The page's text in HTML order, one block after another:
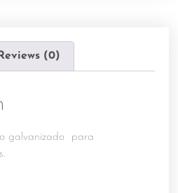
(0)
galvanizado para